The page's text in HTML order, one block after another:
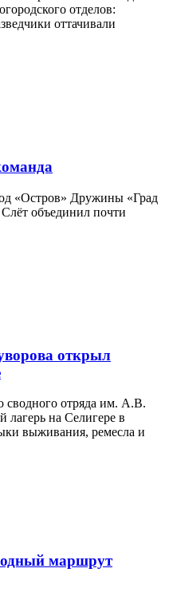
отделов:
оттачивали
«Остров» Дружины «Град
объединил почти
открыл
сводного отряда им. А.В.
лагерь на Селигере в
выживания, ремесла и
маршрут